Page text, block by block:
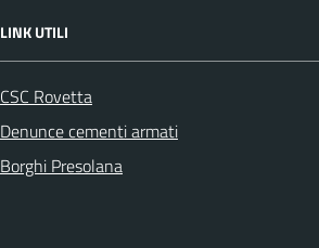
LINK UTILI
CSC Rovetta
Denunce cementi armati
Borghi Presolana